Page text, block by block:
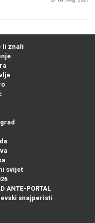
li znali
svijet
ANTE-PORTAL
snajperisti